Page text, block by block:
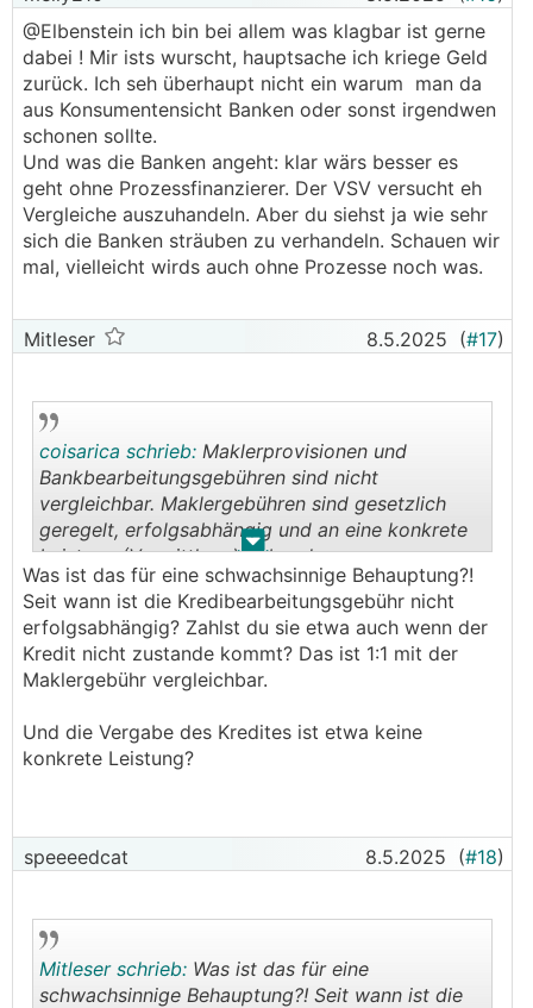
@Elbenstein ich bin bei allem was klagbar ist gerne
dabei ! Mir ists wurscht, hauptsache ich kriege Geld
zurück. Ich seh überhaupt nicht ein warum man da
aus Konsumentensicht Banken oder sonst irgendwen
schonen sollte.
Und was die Banken angeht: klar wärs besser es
geht ohne Prozessfinanzierer. Der VSV versucht eh
Vergleiche auszuhandeln. Aber du siehst ja wie sehr
sich die Banken sträuben zu verhandeln. Schauen wir
mal, vielleicht wirds auch ohne Prozesse noch was.
Mitleser 8.5.2025 (#17)
. .
coisarica schrieb: Maklerprovisionen und
Bankbearbeitungsgebühren sind nicht
vergleichbar. Maklergebühren sind gesetzlich
geregelt, erfolgsabhängig und an eine konkrete
Leistung (Vermittlung) gebunden.
Was ist das für eine schwachsinnige Behauptung?!
Seit wann ist die Kredibearbeitungsgebühr nicht
erfolgsabhängig? Zahlst du sie etwa auch wenn der
Kredit nicht zustande kommt? Das ist 1:1 mit der
Maklergebühr vergleichbar.
Und die Vergabe des Kredites ist etwa keine
konkrete Leistung?
speeeedcat 8.5.2025 (#18)
Mitleser schrieb: Was ist das für eine
schwachsinnige Behauptung?! Seit wann ist die